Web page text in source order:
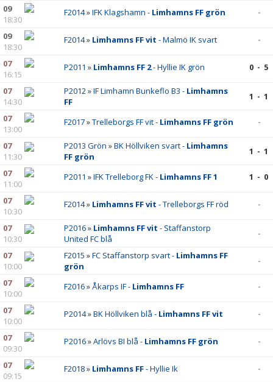
09
18:30
F2014»IFK Klagshamn - Limhamns FF grön -
09
18:30
F2014» Limhamns FF vit - Malmö IK svart -
07
16:15
P2011 » Limhamns FF 2- Hyllie IK grön 0 - 5
07
14:30
P2012»IF Limhamn Bunkeflo B3 - Limhamns
FF
1 - 1
07
13:00
F2017»Trelleborgs FF vit - Limhamns FF grön -
07
11:30
P2013 Grön »BK Höllviken svart - Limhamns
FF grön
1 - 1
07
11:00
P2011 »IFK Trelleborg FK - Limhamns FF 1 1 - 0
07
10:30
F2014» Limhamns FF vit - Trelleborgs FF röd -
07
10:30
P2016» Limhamns FF vit - Staffanstorp
United FC blå
-
07
10:00
F2015 »FC Staffanstorp svart - Limhamns FF
grön
-
07
10:00
F2016»Åkarps IF - Limhamns FF -
07
10:00
P2014»BK Höllviken blå - Limhamns FF vit -
07
09:30
P2016»Arlövs BI blå - Limhamns FF grön -
07
09:15
F2018» Limhamns FF- Hyllie Ik -